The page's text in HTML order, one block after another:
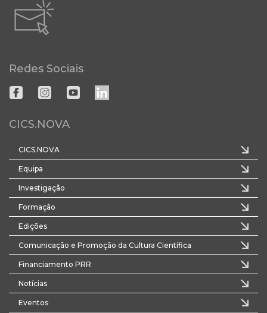
Redes Sociais
CICS.NOVA
CICS.NOVA
Equipa
Investigação
Formação
Edições
Comunicação e Promoção da Cultura Científica
Financiamento PRR
Notícias
Eventos